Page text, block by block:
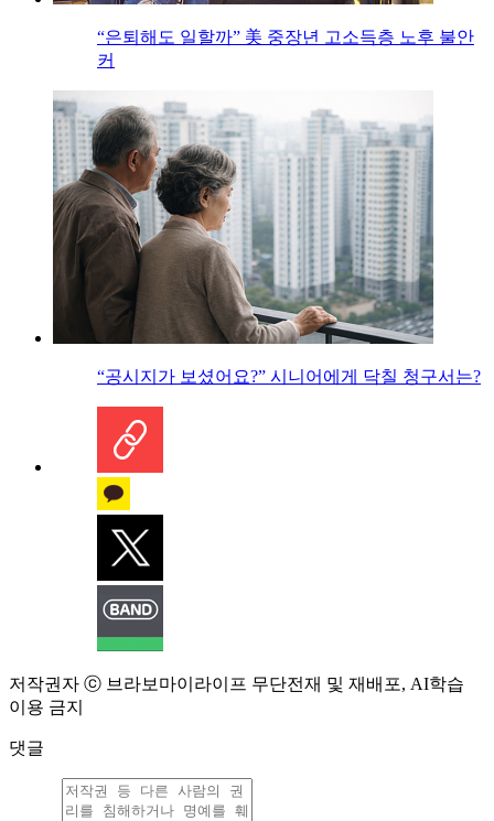
“은퇴해도 일할까” 美 중장년 고소득층 노후 불안
커
“공시지가 보셨어요?” 시니어에게 닥칠 청구서는?
저작권자 ⓒ 브라보마이라이프 무단전재 및 재배포, AI학습
이용 금지
댓글